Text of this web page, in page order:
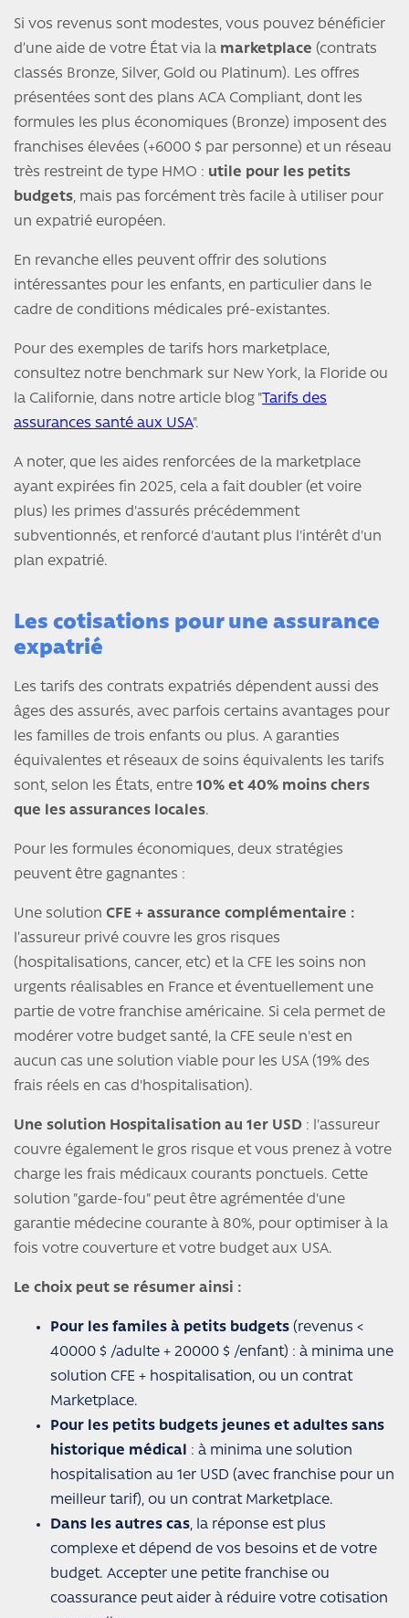
Si vos revenus sont modestes, vous pouvez bénéficier
d’une aide de votre État via la marketplace (contrats
classés Bronze, Silver, Gold ou Platinum). Les offres
présentées sont des plans ACA Compliant, dont les
formules les plus économiques (Bronze) imposent des
franchises élevées (+6000 $ par personne) et un réseau
très restreint de type HMO : utile pour les petits
budgets, mais pas forcément très facile à utiliser pour
un expatrié européen.
En revanche elles peuvent offrir des solutions
intéressantes pour les enfants, en particulier dans le
cadre de conditions médicales pré-existantes.
Pour des exemples de tarifs hors marketplace,
consultez notre benchmark sur New York, la Floride ou
la Californie, dans notre article blog "Tarifs des
assurances santé aux USA".
A noter, que les aides renforcées de la marketplace
ayant expirées fin 2025, cela a fait doubler (et voire
plus) les primes d'assurés précédemment
subventionnés, et renforcé d'autant plus l'intérêt d'un
plan expatrié.
Les cotisations pour une assurance
expatrié
Les tarifs des contrats expatriés dépendent aussi des
âges des assurés, avec parfois certains avantages pour
les familles de trois enfants ou plus. A garanties
équivalentes et réseaux de soins équivalents les tarifs
sont, selon les États, entre 10% et 40% moins chers
que les assurances locales.
Pour les formules économiques, deux stratégies
peuvent être gagnantes :
Une solution CFE + assurance complémentaire :
l’assureur privé couvre les gros risques
(hospitalisations, cancer, etc) et la CFE les soins non
urgents réalisables en France et éventuellement une
partie de votre franchise américaine. Si cela permet de
modérer votre budget santé, la CFE seule n'est en
aucun cas une solution viable pour les USA (19% des
frais réels en cas d'hospitalisation).
Une solution Hospitalisation au 1er USD : l'assureur
couvre également le gros risque et vous prenez à votre
charge les frais médicaux courants ponctuels. Cette
solution "garde-fou" peut être agrémentée d'une
garantie médecine courante à 80%, pour optimiser à la
fois votre couverture et votre budget aux USA.
Le choix peut se résumer ainsi :
Pour les familes à petits budgets (revenus <
40000 $ /adulte + 20000 $ /enfant) : à minima une
solution CFE + hospitalisation, ou un contrat
Marketplace.
Pour les petits budgets jeunes et adultes sans
historique médical
: à minima une solution
hospitalisation au 1er USD (avec franchise pour un
meilleur tarif), ou un contrat Marketplace.
Dans les autres cas, la réponse est plus
complexe et dépend de vos besoins et de votre
budget. Accepter une petite franchise ou
coassurance peut aider à réduire votre cotisation